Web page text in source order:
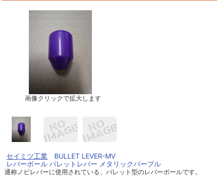
画像クリックで拡大します
セイミツ工業 BULLET LEVER-MV
レバーボール バレットレバー メタリックパープル
通称ノビレバーに使用されている、バレット型のレバーボールです。